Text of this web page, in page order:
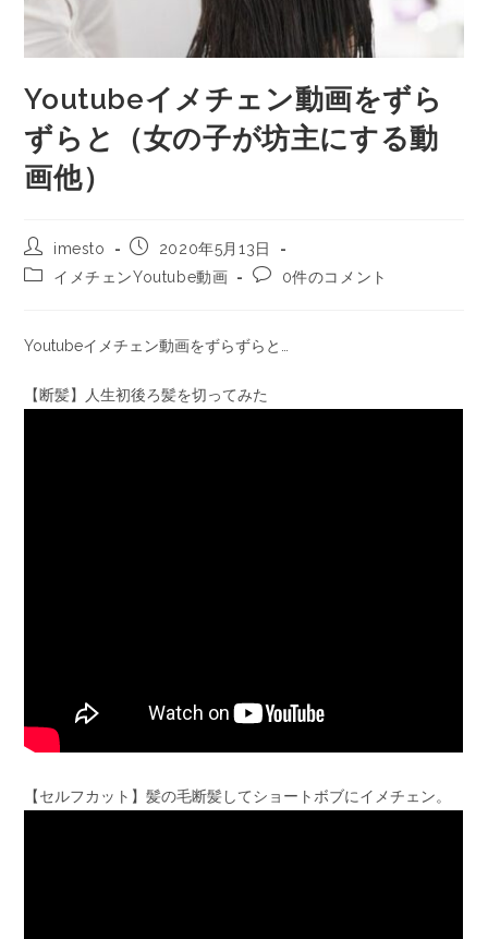
Youtubeイメチェン動画をずら
ずらと（女の子が坊主にする動
画他）
imesto
2020年5月13日
イメチェンYoutube動画
0件のコメント
Youtubeイメチェン動画をずらずらと…
【断髪】人生初後ろ髪を切ってみた
【セルフカット】髪の毛断髪してショートボブにイメチェン。